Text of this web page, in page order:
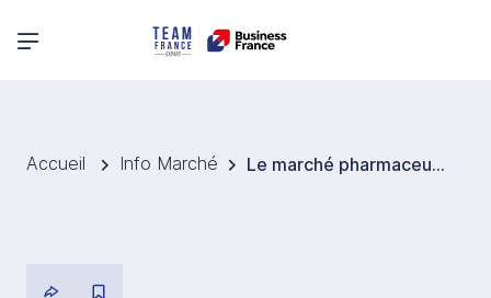
Menu principal
Accueil Info Marché Le marché pharmaceutique roumain dépasse 7,4 Mds EUR en 2025, porté par les médicaments de prescription